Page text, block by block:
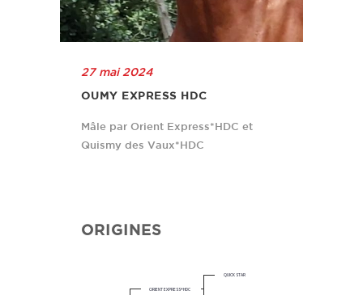
27 mai 2024
OUMY EXPRESS HDC
Mâle par Orient Express*HDC et
Quismy des Vaux*HDC
ORIGINES
ORIENT EXPRESS*HDC
QUICK STAR